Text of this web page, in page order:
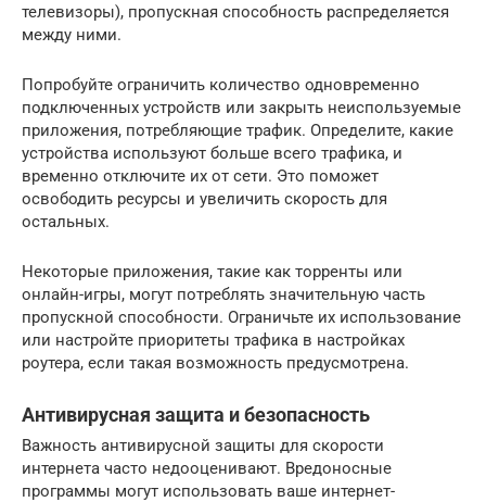
телевизоры), пропускная способность распределяется
между ними.
Попробуйте ограничить количество одновременно
подключенных устройств или закрыть неиспользуемые
приложения, потребляющие трафик. Определите, какие
устройства используют больше всего трафика, и
временно отключите их от сети. Это поможет
освободить ресурсы и увеличить скорость для
остальных.
Некоторые приложения, такие как торренты или
онлайн-игры, могут потреблять значительную часть
пропускной способности. Ограничьте их использование
или настройте приоритеты трафика в настройках
роутера, если такая возможность предусмотрена.
Антивирусная защита и безопасность
Важность антивирусной защиты для скорости
интернета часто недооценивают. Вредоносные
программы могут использовать ваше интернет-